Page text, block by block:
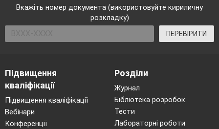
Вкажіть номер документа (використовуйте кириличну
розкладку)
ПЕРЕВІРИТИ
Підвищення
кваліфікації
Підвищення кваліфікації
Вебінари
Конференції
Розділи
Журнал
Бібліотека розробок
Тести
Лабораторні роботи